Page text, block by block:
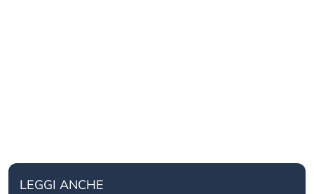
LEGGI ANCHE